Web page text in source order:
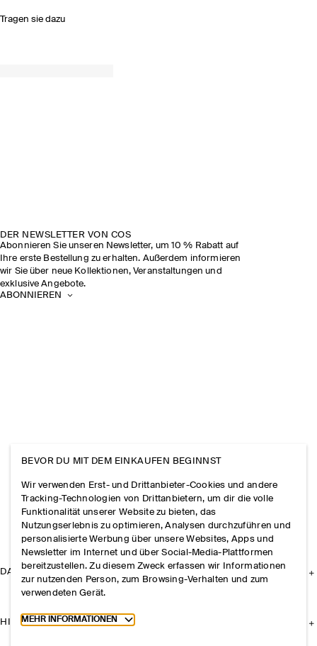
Tragen sie dazu
DER NEWSLETTER VON COS
Abonnieren Sie unseren Newsletter, um 10 % Rabatt auf
Ihre erste Bestellung zu erhalten. Außerdem informieren
wir Sie über neue Kollektionen, Veranstaltungen und
exklusive Angebote.
ABONNIEREN
DAS UNTERNEHMEN
HILFE
BEVOR DU MIT DEM EINKAUFEN BEGINNST
Wir verwenden Erst- und Drittanbieter-Cookies und andere
Tracking-Technologien von Drittanbietern, um dir die volle
Funktionalität unserer Website zu bieten, das
Nutzungserlebnis zu optimieren, Analysen durchzuführen und
personalisierte Werbung über unsere Websites, Apps und
Newsletter im Internet und über Social-Media-Plattformen
bereitzustellen. Zu diesem Zweck erfassen wir Informationen
zur nutzenden Person, zum Browsing-Verhalten und zum
verwendeten Gerät.
Toggle more cookie information
MEHR INFORMATIONEN